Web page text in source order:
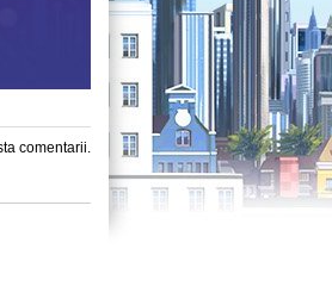
comentarii.